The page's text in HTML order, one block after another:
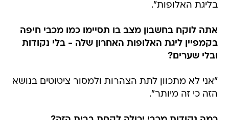
בליגת האלופות".
אתה לוקח בחשבון מצב בו תסיימו כמו מכבי חיפה
בקמפיין ליגת האלופות האחרון שלה - בלי נקודות
ובלי שערים?
"אני לא מתכוון לתת הצהרות ולמסור ציטוטים בנושא
הזה כי זה מיותר".